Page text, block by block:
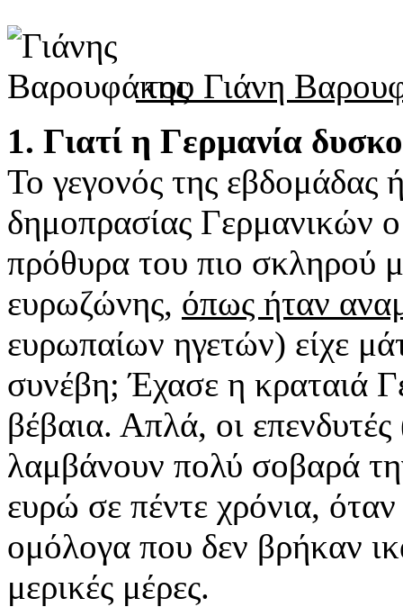
του Γιάνη
1. Γιατί η Γερμανία
Το γεγονός της εβδομάδας
δημοπρασίας Γερμανικών
πρόθυρα του πιο σκληρού
ευρωζώνης, όπως ήταν
ευρωπαίων ηγετών) είχε
συνέβη; Έχασε η κραταιά
βέβαια. Απλά, οι
λαμβάνουν πολύ σοβαρά
ευρώ σε πέντε χρόνια,
ομόλογα που δεν βρήκαν
μερικές μέρες.